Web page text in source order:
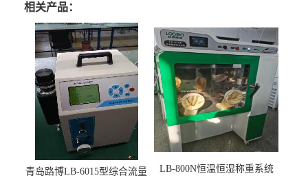
相关产品：
青岛路博LB-6015型综合流量
LB-800N恒温恒湿称重系统